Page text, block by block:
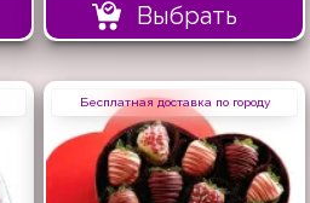
Выбрать
Бесплатная доставка по городу